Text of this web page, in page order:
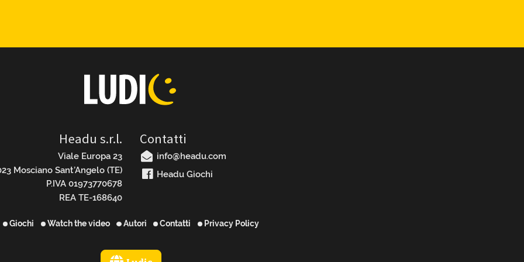
Headu s.r.l.
Viale Europa 23
Mosciano Sant’Angelo (TE)
P.IVA 01973770678
REA TE-168640
Contatti
info@headu.com
Headu Giochi
Giochi Watch the video Autori Contatti Privacy Policy